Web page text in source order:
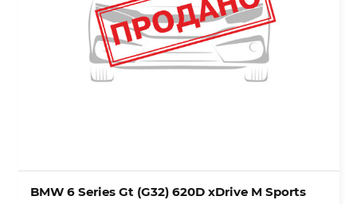
BMW 6 Series Gt (G32) 620D xDrive M Sports